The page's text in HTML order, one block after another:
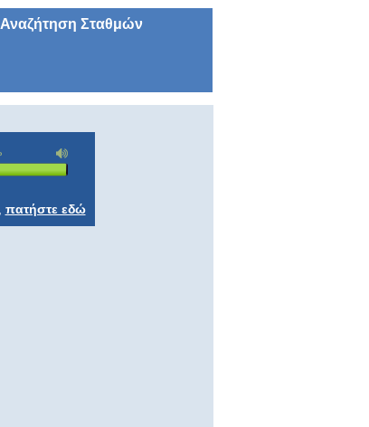
Αναζήτηση Σταθμών
πατήστε εδώ